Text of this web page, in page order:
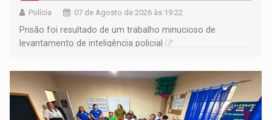
Polícia 07 de Agosto de 2026 às 19:22
Prisão foi resultado de um trabalho minucioso de
levantamento de inteligência policial